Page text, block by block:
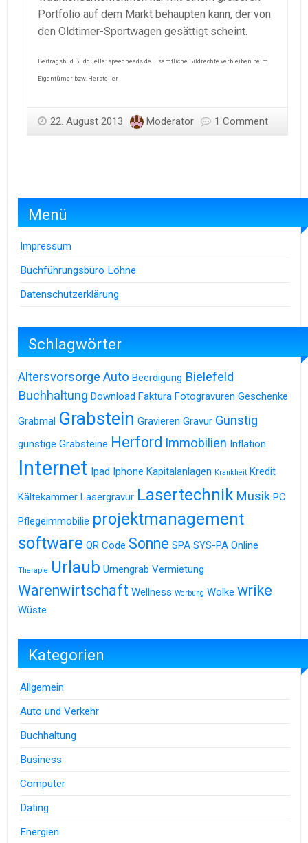
Portfolio auf dem Markt behaupten kann, der von
den Oldtimer-Sportwagen gesättigt scheint.
Beitragsbild Bildquelle: speedheads de – sämtliche Bildrechte verbleiben beim
Eigentümer bzw. Hersteller
22. August 2013 Moderator 1 Comment
Menü
Impressum
Buchführungsbüro Löhne
Datenschutzerklärung
Schlagwörter
Altersvorsorge Auto Beerdigung Bielefeld
Buchhaltung Download Faktura Fotogravuren Geschenke
Grabmal Grabstein Gravieren Gravur Günstig
günstige Grabsteine Herford Immobilien Inflation
Internet Ipad Iphone Kapitalanlagen Krankheit Kredit
Kältekammer Lasergravur Lasertechnik Musik PC
Pflegeimmobilie projektmanagement
software QR Code Sonne SPA SYS-PA Online
Therapie Urlaub Urnengrab Vermietung
Warenwirtschaft Wellness Werbung Wolke wrike
Wüste
Kategorien
Allgemein
Auto und Verkehr
Buchhaltung
Business
Computer
Dating
Energien